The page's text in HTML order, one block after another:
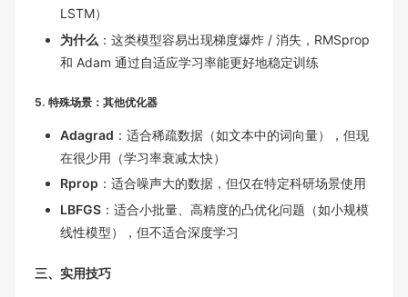
LSTM）
为什么 ：这类模型容易出现梯度爆炸 / 消失，RMSprop
和 Adam 通过自适应学习率能更好地稳定训练
5. 特殊场景：其他优化器
Adagrad ：适合稀疏数据（如文本中的词向量），但现
在很少用（学习率衰减太快）
Rprop ：适合噪声大的数据，但仅在特定科研场景使用
LBFGS ：适合小批量、高精度的凸优化问题（如小规模
线性模型），但不适合深度学习
三、实用技巧